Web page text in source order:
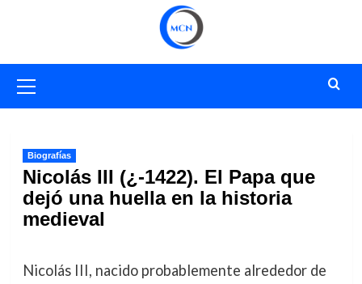
primario
Biografías
Nicolás III (¿-1422). El Papa que
dejó una huella en la historia
medieval
Nicolás III, nacido probablemente alrededor de